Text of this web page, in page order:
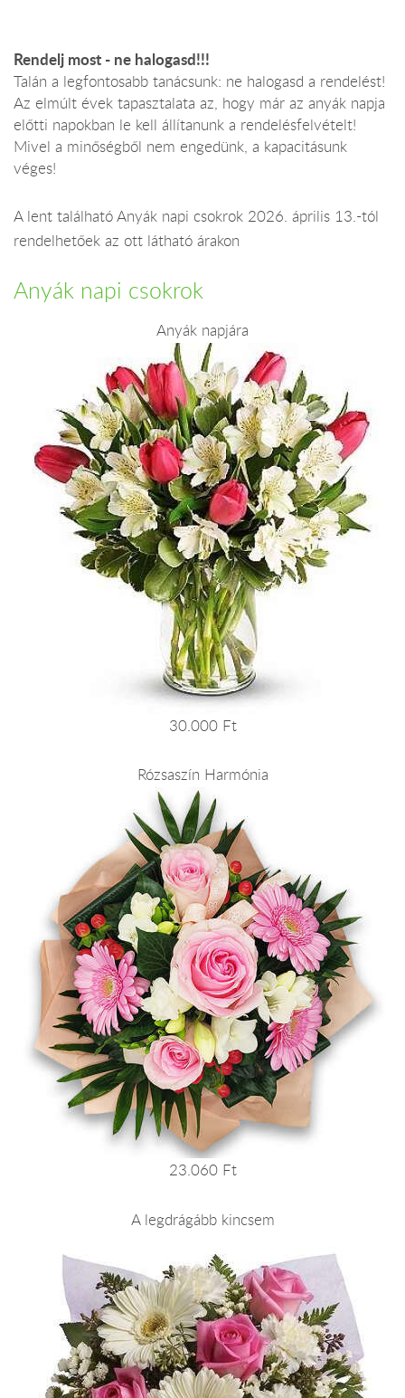
Rendelj most - ne halogasd!!!
Talán a legfontosabb tanácsunk: ne halogasd a rendelést!
Az elmúlt évek tapasztalata az, hogy már az anyák napja
előtti napokban le kell állítanunk a rendelésfelvételt!
Mivel a minőségből nem engedünk, a kapacitásunk
véges!
A lent található Anyák napi csokrok 2026. április 13.-tól
rendelhetőek az ott látható árakon
Anyák napi csokrok
Anyák napjára
30.000 Ft
Rózsaszín Harmónia
23.060 Ft
A legdrágább kincsem